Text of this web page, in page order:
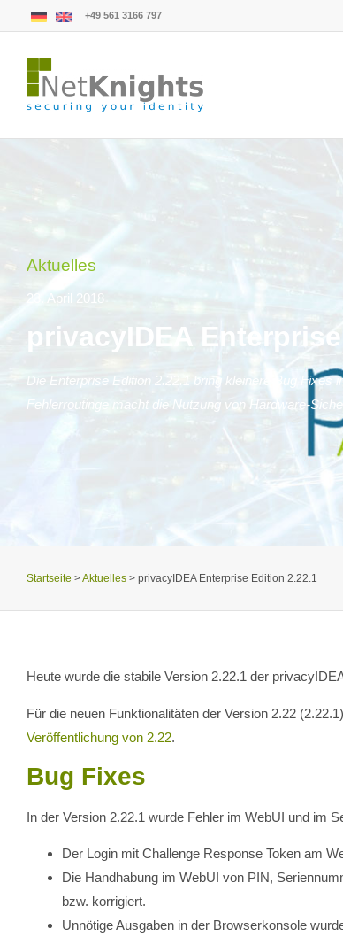
+49 561 3166 797
Aktuelles
23. April 2018
privacyIDEA
Die Enterprise Edition 2.22.1 bring kleinere Bug
Fehlerroutinge macht die Nutzung von Hardware-
Startseite >Aktuelles > privacyIDEA Enterprise Edition 2.22.1
Heute wurde die stabile Version 2.22.1 der
Für die neuen Funktionalitäten der Version 2.22
Veröffentlichung von 2.22.
Bug Fixes
In der Version 2.22.1 wurde Fehler im WebUI und im
Der Login mit Challenge Response Token am
Die Handhabung im WebUI von PIN,
bzw. korrigiert.
Unnötige Ausgaben in der Browserkonsole